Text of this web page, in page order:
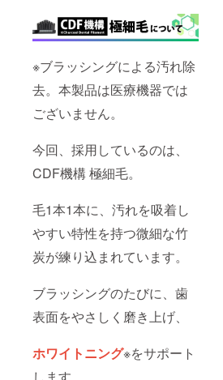
※ブラッシングによる汚れ除
去。本製品は医療機器では
ございません。
今回、採用しているのは、
CDF機構 極細毛。
毛1本1本に、汚れを吸着し
やすい特性を持つ微細な竹
炭が練り込まれています。
ブラッシングのたびに、歯
表面をやさしく磨き上げ、
ホワイトニング※をサポート
します。